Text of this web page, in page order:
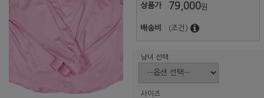
상품가 79,000원
배송비 (조건)
남녀 선택
사이즈